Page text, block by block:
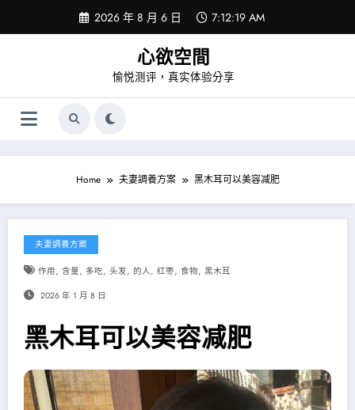
content
2026 年 8 月 6 日 7:12:19 AM
心欲空間
愉悦测评，真实体验分享
Home 夫妻調養方案 黑木耳可以美容减肥
夫妻調養方案
作用, 含量, 多吃, 头发, 的人, 红枣, 食物, 黑木耳
2026 年 1 月 8 日
黑木耳可以美容减肥